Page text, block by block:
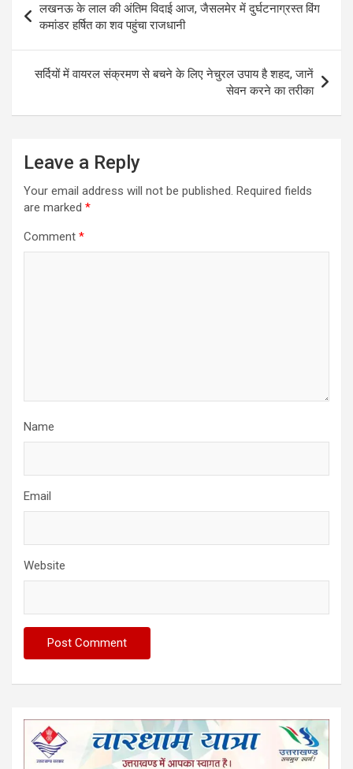
navigation
लखनऊ के लाल की अंतिम विदाई आज, जैसलमेर में दुर्घटनाग्रस्त विंग
कमांडर हर्षित का शव पहुंचा राजधानी
सर्दियों में वायरल संक्रमण से बचने के लिए नेचुरल उपाय है शहद, जानें
सेवन करने का तरीका
Leave a Reply
Your email address will not be published. Required fields
are marked *
Comment *
Name
Email
Website